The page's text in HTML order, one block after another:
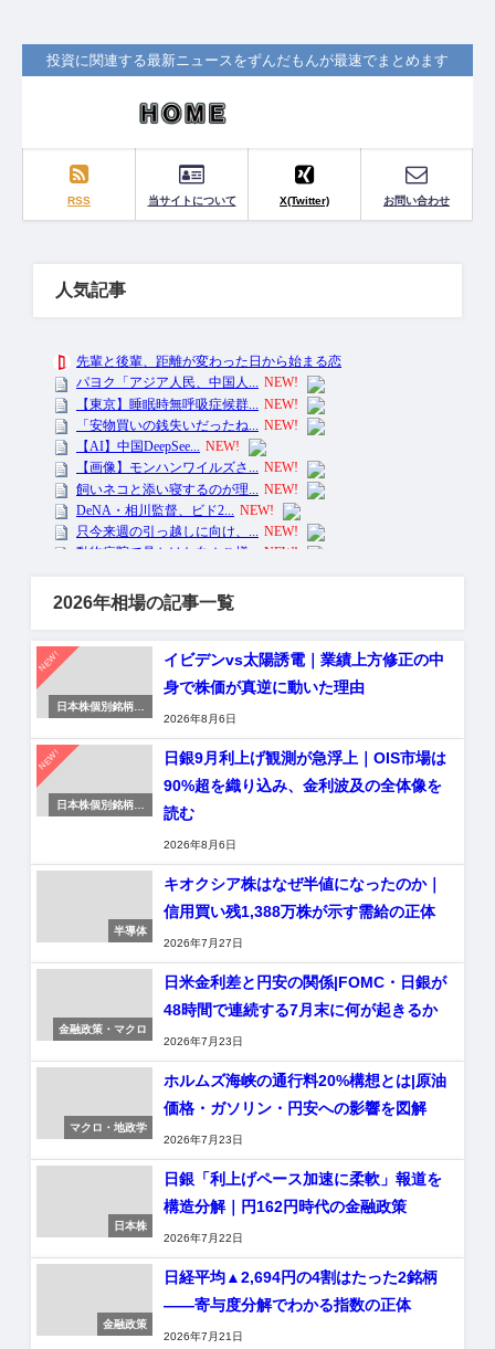
投資に関連する最新ニュースをずんだもんが最速でまとめます
RSS 当サイトについて X(Twitter) お問い合わせ
人気記事
2026年相場の記事一覧
NEW!
日本株個別銘柄分
イビデンvs太陽誘電｜業績上方修正の中
身で株価が真逆に動いた理由
2026年8月6日
NEW!
日本株個別銘柄分
日銀9月利上げ観測が急浮上｜OIS市場は
90%超を織り込み、金利波及の全体像を
読む
2026年8月6日
半導体
キオクシア株はなぜ半値になったのか｜
信用買い残1,388万株が示す需給の正体
2026年7月27日
金融政策・マクロ
日米金利差と円安の関係|FOMC・日銀が
48時間で連続する7月末に何が起きるか
2026年7月23日
マクロ・地政学
ホルムズ海峡の通行料20%構想とは|原油
価格・ガソリン・円安への影響を図解
2026年7月23日
日本株
日銀「利上げペース加速に柔軟」報道を
構造分解｜円162円時代の金融政策
2026年7月22日
金融政策
日経平均▲2,694円の4割はたった2銘柄
——寄与度分解でわかる指数の正体
2026年7月21日